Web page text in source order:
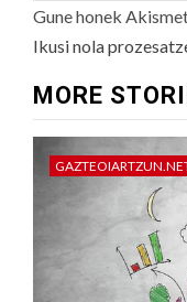
Gune honek
Ikusi nola
MORE